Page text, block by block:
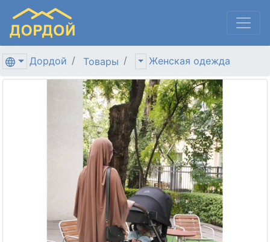
Дордой Товары Женская одежда